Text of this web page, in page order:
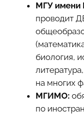
МГУ имени
проводит
биология,
на многих
МГИМО:
по